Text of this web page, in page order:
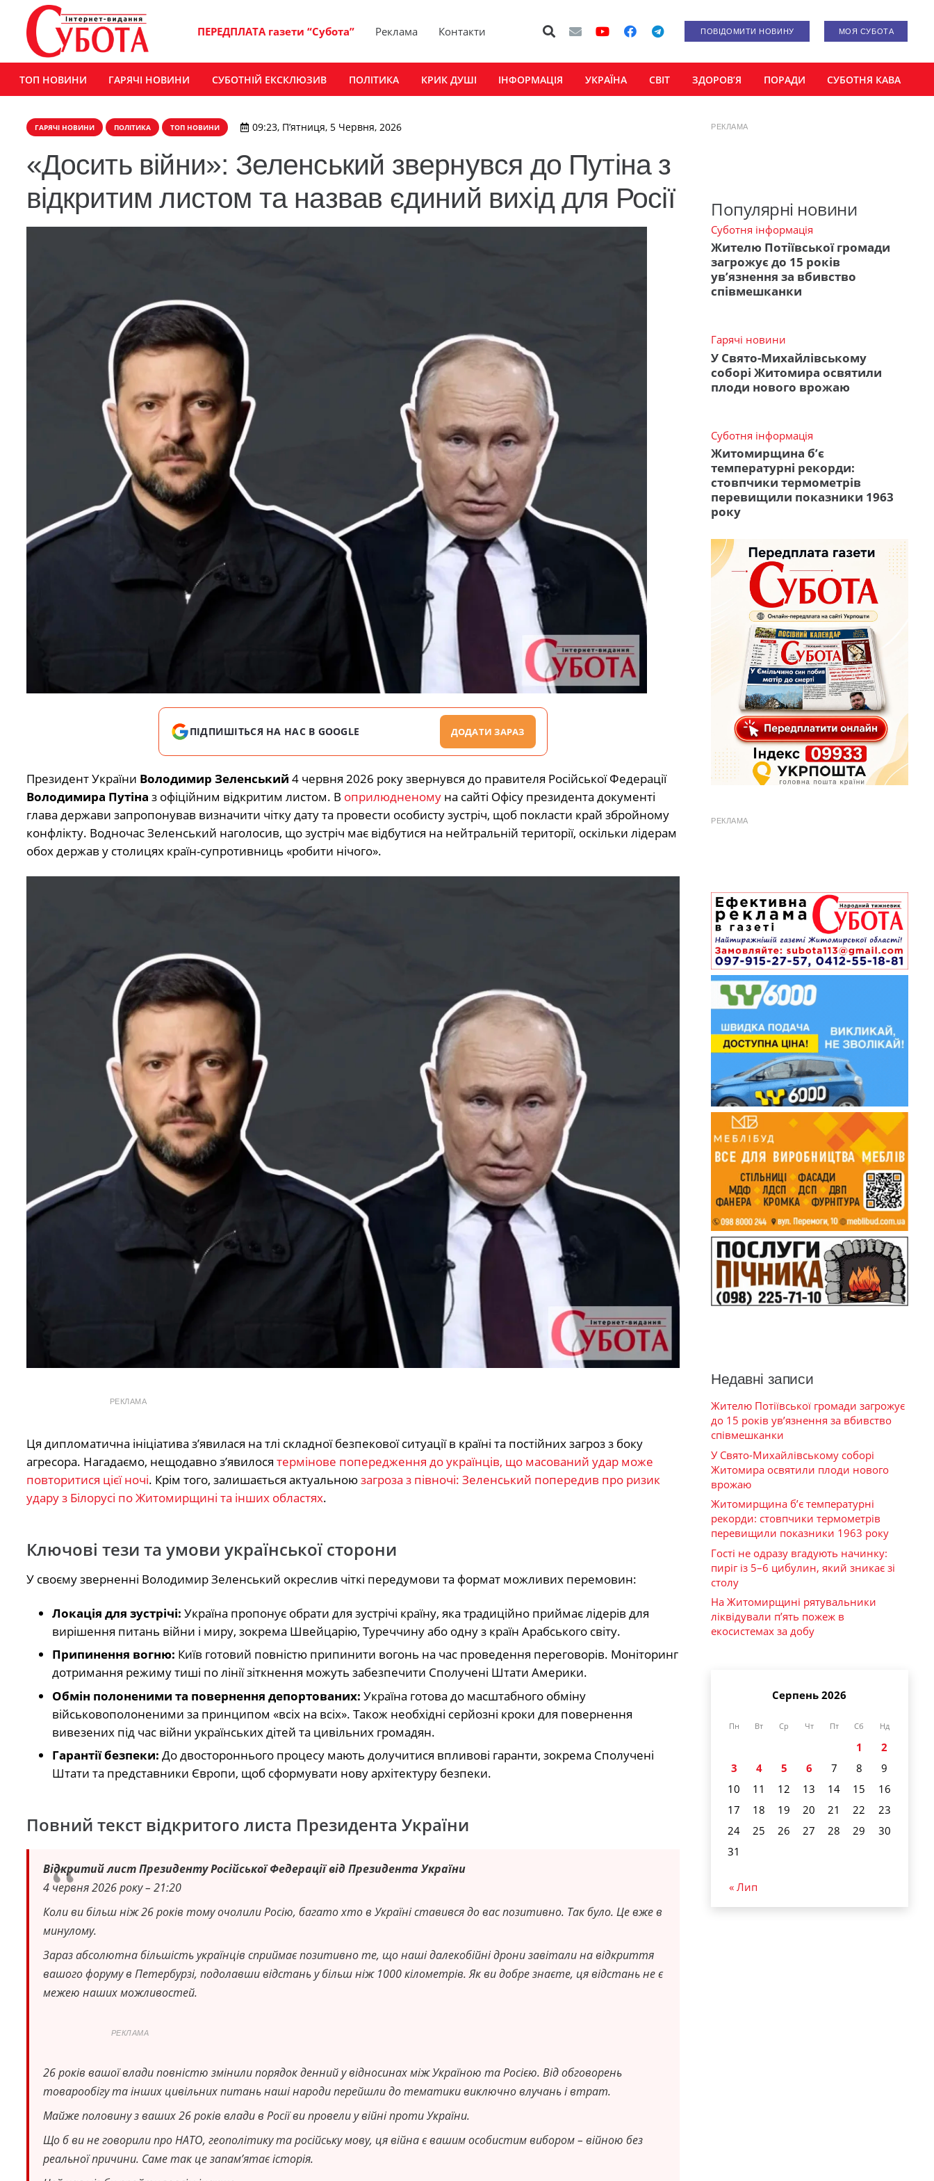
ПЕРЕДПЛАТА газети “Субота” Реклама Контакти ПОВІДОМИТИ НОВИНУ МОЯ СУБОТА
ТОП НОВИНИ ГАРЯЧІ НОВИНИ СУБОТНІЙ ЕКСКЛЮЗИВ ПОЛІТИКА КРИК ДУШІ ІНФОРМАЦІЯ УКРАЇНА СВІТ ЗДОРОВ’Я ПОРАДИ СУБОТНЯ КАВА
ГАРЯЧІ НОВИНИ ПОЛІТИКА ТОП НОВИНИ 09:23, П’ятниця, 5 Червня, 2026
«Досить війни»: Зеленський звернувся до Путіна з
відкритим листом та назвав єдиний вихід для Росії
ПІДПИШІТЬСЯ НА НАС В GOOGLE ДОДАТИ ЗАРАЗ
Президент України Володимир Зеленський 4 червня 2026 року звернувся до правителя Російської Федерації
Володимира Путіна з офіційним відкритим листом. В оприлюдненомуна сайті Офісу президента документі
глава держави запропонував визначити чітку дату та провести особисту зустріч, щоб покласти край збройному
конфлікту. Водночас Зеленський наголосив, що зустріч має відбутися на нейтральній території, оскільки лідерам
обох держав у столицях країн-супротивниць «робити нічого».
РЕКЛАМА
Ця дипломатична ініціатива з’явилася на тлі складної безпекової ситуації в країні та постійних загроз з боку
агресора. Нагадаємо, нещодавно з’явилося термінове попередження до українців, що масований удар може
повторитися цієї ночі. Крім того, залишається актуальноюзагроза з півночі: Зеленський попередив про ризик
удару з Білорусі по Житомирщині та інших областях.
Ключові тези та умови української сторони
У своєму зверненні Володимир Зеленський окреслив чіткі передумови та формат можливих перемовин:
Локація для зустрічі: Україна пропонує обрати для зустрічі країну, яка традиційно приймає лідерів для
вирішення питань війни і миру, зокрема Швейцарію, Туреччину або одну з країн Арабського світу.
Припинення вогню: Київ готовий повністю припинити вогонь на час проведення переговорів. Моніторинг
дотримання режиму тиші по лінії зіткнення можуть забезпечити Сполучені Штати Америки.
Обмін полоненими та повернення депортованих: Україна готова до масштабного обміну
військовополоненими за принципом «всіх на всіх». Також необхідні серйозні кроки для повернення
вивезених під час війни українських дітей та цивільних громадян.
Гарантії безпеки: До двостороннього процесу мають долучитися впливові гаранти, зокрема Сполучені
Штати та представники Європи, щоб сформувати нову архітектуру безпеки.
Повний текст відкритого листа Президента України
Відкритий лист Президенту Російської Федерації від Президента України
4 червня 2026 року – 21:20
Коли ви більш ніж 26 років тому очолили Росію, багато хто в Україні ставився до вас позитивно. Так було. Це вже в
минулому.
Зараз абсолютна більшість українців сприймає позитивно те, що наші далекобійні дрони завітали на відкриття
вашого форуму в Петербурзі, подолавши відстань у більш ніж 1000 кілометрів. Як ви добре знаєте, ця відстань не є
межею наших можливостей.
РЕКЛАМА
26 років вашої влади повністю змінили порядок денний у відносинах між Україною та Росією. Від обговорень
товарообігу та інших цивільних питань наші народи перейшли до тематики виключно влучань і втрат.
Майже половину з ваших 26 років влади в Росії ви провели у війні проти України.
Що б ви не говорили про НАТО, геополітику та російську мову, ця війна є вашим особистим вибором – війною без
реальної причини. Саме так це запам’ятає історія.
РЕКЛАМА
Популярні новини
Суботня інформація
Жителю Потіївської громади
загрожує до 15 років
ув’язнення за вбивство
співмешканки
Гарячі новини
У Свято-Михайлівському
соборі Житомира освятили
плоди нового врожаю
Суботня інформація
Житомирщина б’є
температурні рекорди:
стовпчики термометрів
перевищили показники 1963
року
РЕКЛАМА
Недавні записи
Жителю Потіївської громади загрожує
до 15 років ув’язнення за вбивство
співмешканки
У Свято-Михайлівському соборі
Житомира освятили плоди нового
врожаю
Житомирщина б’є температурні
рекорди: стовпчики термометрів
перевищили показники 1963 року
Гості не одразу вгадують начинку:
пиріг із 5–6 цибулин, який зникає зі
столу
На Житомирщині рятувальники
ліквідували п’ять пожеж в
екосистемах за добу
Серпень 2026
Пн Вт Ср Чт Пт Сб Нд
1
2
3
4 5 6 7 8
9
10
11 12 13 14 15
16
17
18 19 20 21 22
23
24
25 26 27 28 29
30
31
« Лип